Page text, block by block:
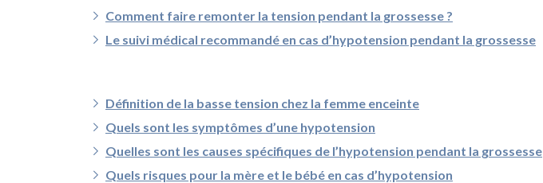
Comment faire remonter la tension pendant la grossesse ?
Le suivi médical recommandé en cas d’hypotension pendant la grossesse
Définition de la basse tension chez la femme enceinte
Quels sont les symptômes d’une hypotension
Quelles sont les causes spécifiques de l’hypotension pendant la grossesse
Quels risques pour la mère et le bébé en cas d’hypotension